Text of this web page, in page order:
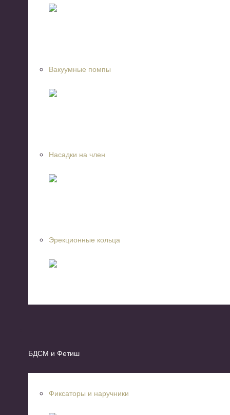
Вакуумные помпы
Насадки на член
Эрекционные кольца
БДСМ и Фетиш
Фиксаторы и наручники